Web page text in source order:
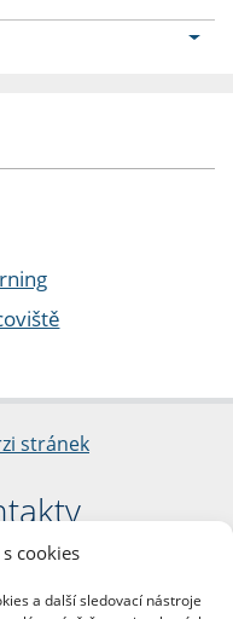
cookies
a další sledovací nástroje
stránek
1/2